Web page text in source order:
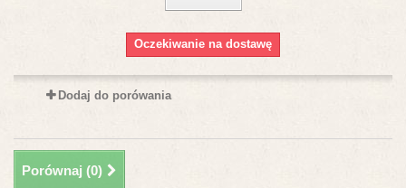
Oczekiwanie na dostawę
Dodaj do porówania
Porównaj (0)